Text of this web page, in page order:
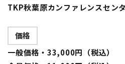
TKP秋葉原カンファレンスセン
価格
一般価格・33,000円（税込）